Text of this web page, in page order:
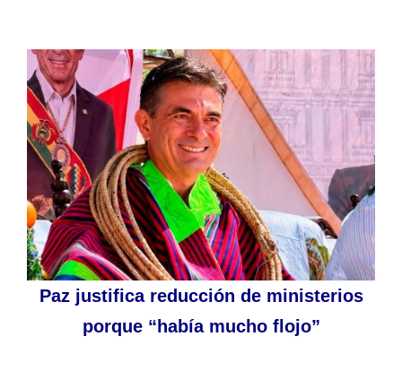
Paz justifica reducción de ministerios
porque “había mucho flojo”